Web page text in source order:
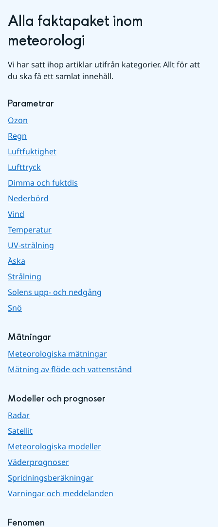
Alla faktapaket inom
meteorologi
Vi har satt ihop artiklar utifrån kategorier. Allt för att
du ska få ett samlat innehåll.
Parametrar
Ozon
Regn
Luftfuktighet
Lufttryck
Dimma och fuktdis
Nederbörd
Vind
Temperatur
UV-strålning
Åska
Strålning
Solens upp- och nedgång
Snö
Mätningar
Meteorologiska mätningar
Mätning av flöde och vattenstånd
Modeller och prognoser
Radar
Satellit
Meteorologiska modeller
Väderprognoser
Spridningsberäkningar
Varningar och meddelanden
Fenomen